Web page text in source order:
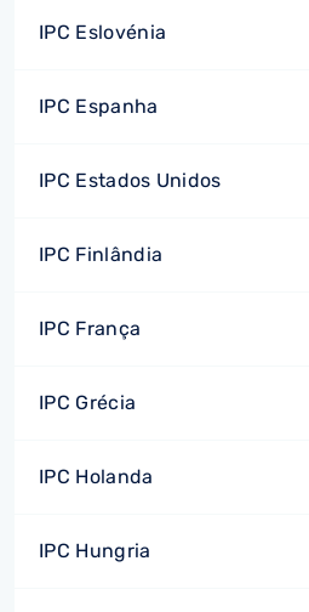
IPC Eslovénia
IPC Espanha
IPC Estados Unidos
IPC Finlândia
IPC França
IPC Grécia
IPC Holanda
IPC Hungria